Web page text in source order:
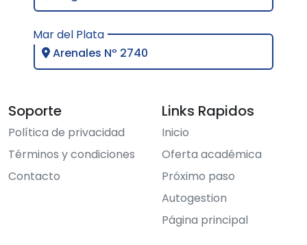
Mar del Plata
Arenales Nº 2740
Soporte
Política de privacidad
Términos y condiciones
Contacto
Links Rapidos
Inicio
Oferta académica
Próximo paso
Autogestion
Página principal